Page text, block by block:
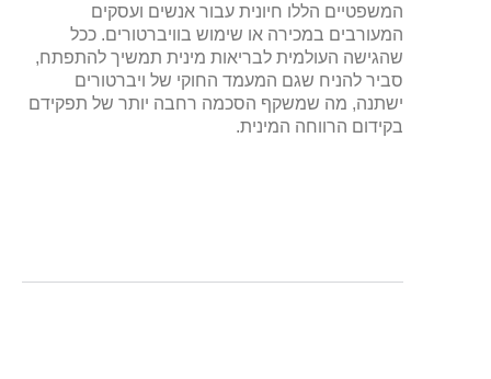
המשפטיים הללו חיונית עבור אנשים ועסקים
המעורבים במכירה או שימוש בוויברטורים. ככל
שהגישה העולמית לבריאות מינית תמשיך להתפתח,
סביר להניח שגם המעמד החוקי של ויברטורים
ישתנה, מה שמשקף הסכמה רחבה יותר של תפקידם
בקידום הרווחה המינית.